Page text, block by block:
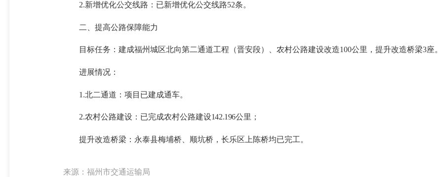
2.新增优化公交线路：已新增优化公交线路52条。
二、提高公路保障能力
目标任务：建成福州城区北向第二通道工程（晋安段）、农村公路建设改造100公里，提升改造桥梁3座。
进展情况：
1.北二通道： 项目已建成通车。
2.农村公路建设：已完成农村公路建设142.196公里；
提升改造桥梁：永泰县梅埔桥、顺坑桥，长乐区上陈桥均已完工。
来源：福州市交通运输局